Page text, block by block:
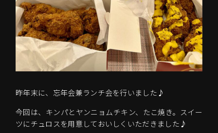
昨年末に、忘年会兼ランチ会を行いました♪
今回は、キンパとヤンニョムチキン、たこ焼き。スイー
ツにチュロスを用意しておいしくいただきました♪